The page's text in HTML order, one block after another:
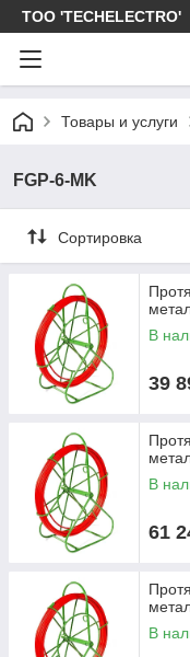
ТОО 'TECHELECTRO'
Товары и услуги
FGP-6-MK
Сортировка
В
39
В
61
В